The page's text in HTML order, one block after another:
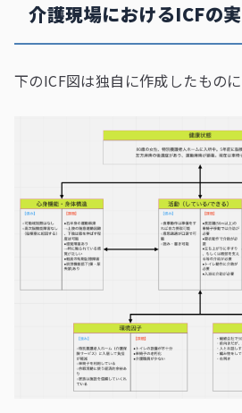
介護現場におけるICFの
下のICF図は独自に作成したものに